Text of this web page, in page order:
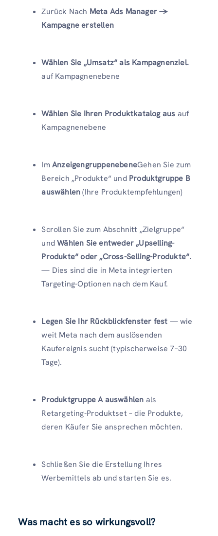
Zurück Nach Meta Ads Manager →
Kampagne erstellen
Wählen Sie „Umsatz“ als Kampagnenziel.
auf Kampagnenebene
Wählen Sie Ihren Produktkatalog aus auf
Kampagnenebene
ImAnzeigengruppenebeneGehen Sie zum
Bereich „Produkte“ und Produktgruppe B
auswählen(Ihre Produktempfehlungen)
Scrollen Sie zum Abschnitt „Zielgruppe“
undWählen Sie entweder „Upselling-
Produkte“ oder „Cross-Selling-Produkte“.
— Dies sind die in Meta integrierten
Targeting-Optionen nach dem Kauf.
Legen Sie Ihr Rückblickfenster fest — wie
weit Meta nach dem auslösenden
Kaufereignis sucht (typischerweise 7–30
Tage).
Produktgruppe A auswählen als
Retargeting-Produktset – die Produkte,
deren Käufer Sie ansprechen möchten.
Schließen Sie die Erstellung Ihres
Werbemittels ab und starten Sie es.
Was macht es so wirkungsvoll?